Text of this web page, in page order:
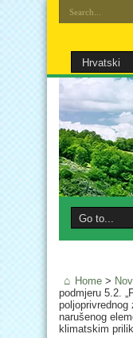
Home >
podmjeru 5.2.
narušenog
klimatskim